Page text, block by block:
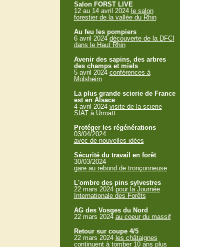
Salon FORST LIVE
12 au 14 avril 2024 le salon
forestier de la vallée du Rhin
Au feu les pompiers
6 avril 2024 découverte de la DFCI
dans le Haut Rhin
Avenir des sapins, des arbres
des champs et miels
5 avril 2024 conférences à
Molsheim
La plus grande scierie de France
est en Alsace
4 avril 2024 visite de la scierie
SIAT à Urmatt
Protéger les régénérations
03/04/2024
avec de nouvelles idées
Sécurité du travail en forêt
30/03/2024
gare au rebond de tronçonneuse
L'ombre des pins sylvestres
22 mars 2024 pour la Journée
Internationale des Forêts
AG des Vosges du Nord
22 mars 2024 au coeur du massif
Retour sur coupe 4/5
22 mars 2024 les châtaignes
continuent à tomber 10 ans plus